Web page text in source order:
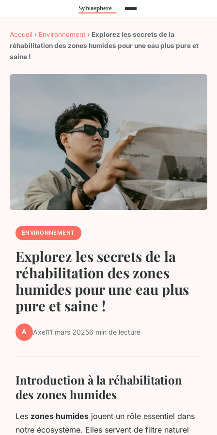
Accueil › Environnement › Explorez les secrets de la
réhabilitation des zones humides pour une eau plus pure et
saine !
ENVIRONNEMENT
Explorez les secrets de la
réhabilitation des zones
humides pour une eau plus
pure et saine !
A Axel11 mars 20256 min de lecture
Introduction à la réhabilitation
des zones humides
Les zones humides jouent un rôle essentiel dans
notre écosystème. Elles servent de filtre naturel